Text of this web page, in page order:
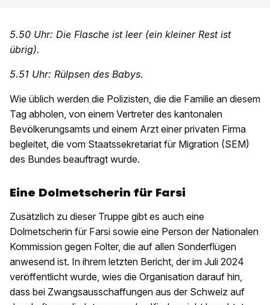
5.50 Uhr: Die Flasche ist leer (ein kleiner Rest ist
übrig).
5.51 Uhr: Rülpsen des Babys.
Wie üblich werden die Polizisten, die die Familie an diesem
Tag abholen, von einem Vertreter des kantonalen
Bevölkerungsamts und einem Arzt einer privaten Firma
begleitet, die vom Staatssekretariat für Migration (SEM)
des Bundes beauftragt wurde.
Eine Dolmetscherin für Farsi
Zusätzlich zu dieser Truppe gibt es auch eine
Dolmetscherin für Farsi sowie eine Person der Nationalen
Kommission gegen Folter, die auf allen Sonderflügen
anwesend ist. In ihrem letzten Bericht, der im Juli 2024
veröffentlicht wurde, wies die Organisation darauf hin,
dass bei Zwangsausschaffungen aus der Schweiz auf